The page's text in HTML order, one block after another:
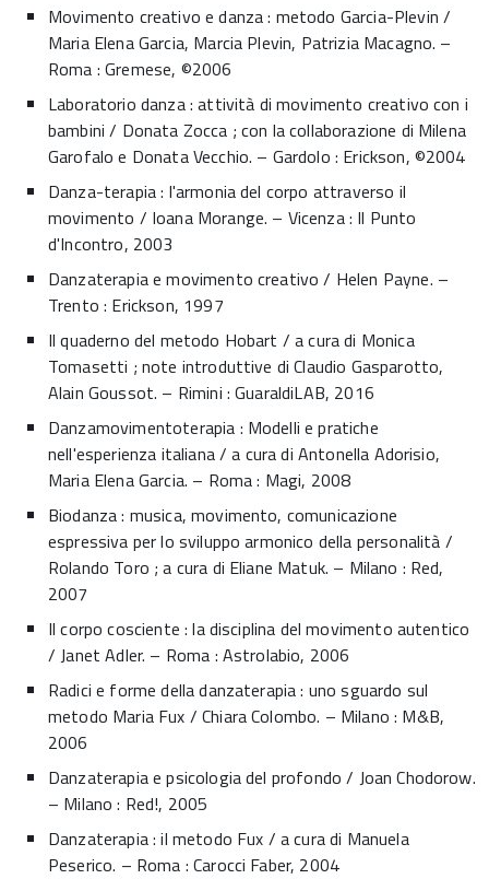
Movimento creativo e danza : metodo Garcia-Plevin /
Maria Elena Garcia, Marcia Plevin, Patrizia Macagno. –
Roma : Gremese, ©2006
Laboratorio danza : attività di movimento creativo con i
bambini / Donata Zocca ; con la collaborazione di Milena
Garofalo e Donata Vecchio. – Gardolo : Erickson, ©2004
Danza-terapia : l'armonia del corpo attraverso il
movimento / Ioana Morange. – Vicenza : Il Punto
d'Incontro, 2003
Danzaterapia e movimento creativo / Helen Payne. –
Trento : Erickson, 1997
Il quaderno del metodo Hobart / a cura di Monica
Tomasetti ; note introduttive di Claudio Gasparotto,
Alain Goussot. – Rimini : GuaraldiLAB, 2016
Danzamovimentoterapia : Modelli e pratiche
nell'esperienza italiana / a cura di Antonella Adorisio,
Maria Elena Garcia. – Roma : Magi, 2008
Biodanza : musica, movimento, comunicazione
espressiva per lo sviluppo armonico della personalità /
Rolando Toro ; a cura di Eliane Matuk. – Milano : Red,
2007
Il corpo cosciente : la disciplina del movimento autentico
/ Janet Adler. – Roma : Astrolabio, 2006
Radici e forme della danzaterapia : uno sguardo sul
metodo Maria Fux / Chiara Colombo. – Milano : M&B,
2006
Danzaterapia e psicologia del profondo / Joan Chodorow.
– Milano : Red!, 2005
Danzaterapia : il metodo Fux / a cura di Manuela
Peserico. – Roma : Carocci Faber, 2004